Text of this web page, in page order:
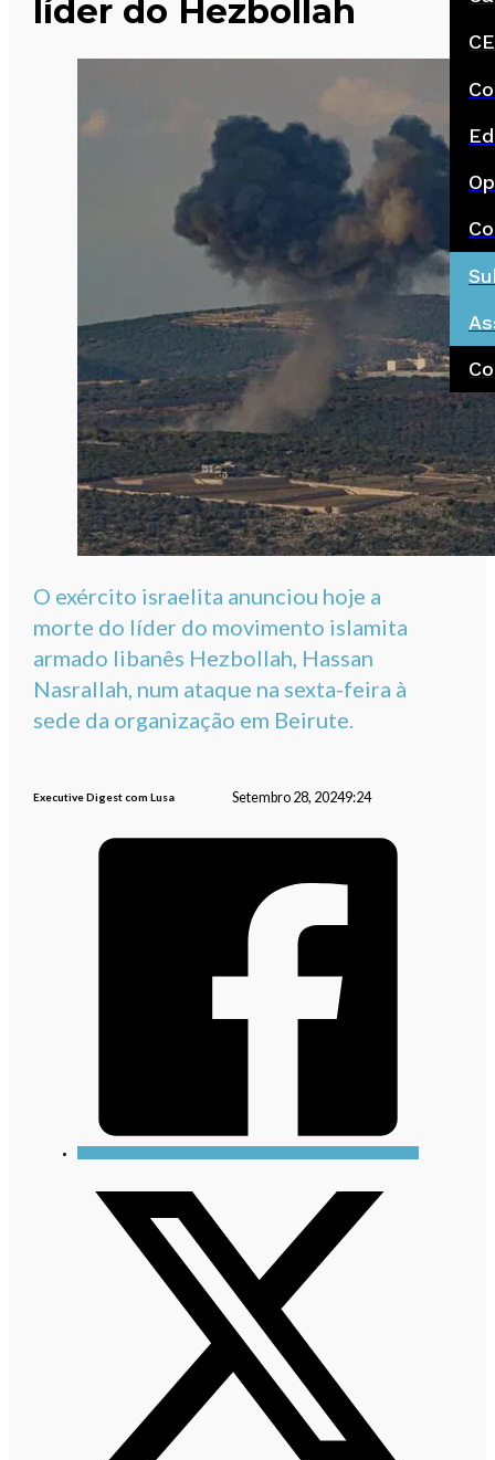
líder do Hezbollah
O exército israelita anunciou hoje a
morte do líder do movimento islamita
armado libanês Hezbollah, Hassan
Nasrallah, num ataque na sexta-feira à
sede da organização em Beirute.
Executive Digest com Lusa Setembro 28, 20249:24